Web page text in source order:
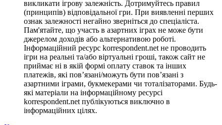
викликати ігрову залежність. Дотримуйтесь правил
(принципів) відповідальної гри. При виявленні перших
ознак залежності негайно зверніться до спеціаліста.
Пам'ятайте, що участь в азартних іграх не може бути
джерелом доходів або альтернативою роботі.
Інформаційний ресурс korrespondent.net не проводить
ігри на реальні та/або віртуальні гроші, також сайт не
приймає ні в якій формі оплату ставок та інших
платежів, які пов’язані/можуть бути пов’язані з
азартними іграми, букмекерами чи тоталізаторами. Будь-
які матеріали на інформаційному ресурсі
korrespondent.net публікуються виключно в
інформаційних цілях.